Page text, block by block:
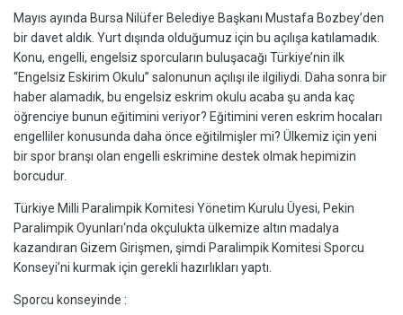
Mayıs ayında Bursa Nilüfer Belediye Başkanı Mustafa Bozbey’den
bir davet aldık. Yurt dışında olduğumuz için bu açılışa katılamadık.
Konu, engelli, engelsiz sporcuların buluşacağı Türkiye’nin ilk
“Engelsiz Eskirim Okulu” salonunun açılışı ile ilgiliydi. Daha sonra bir
haber alamadık, bu engelsiz eskrim okulu acaba şu anda kaç
öğrenciye bunun eğitimini veriyor? Eğitimini veren eskrim hocaları
engelliler konusunda daha önce eğitilmişler mi? Ülkemiz için yeni
bir spor branşı olan engelli eskrimine destek olmak hepimizin
borcudur.
Türkiye Milli Paralimpik Komitesi Yönetim Kurulu Üyesi, Pekin
Paralimpik Oyunları‘nda okçulukta ülkemize altın madalya
kazandıran Gizem Girişmen, şimdi Paralimpik Komitesi Sporcu
Konseyi’ni kurmak için gerekli hazırlıkları yaptı.
Sporcu konseyinde :